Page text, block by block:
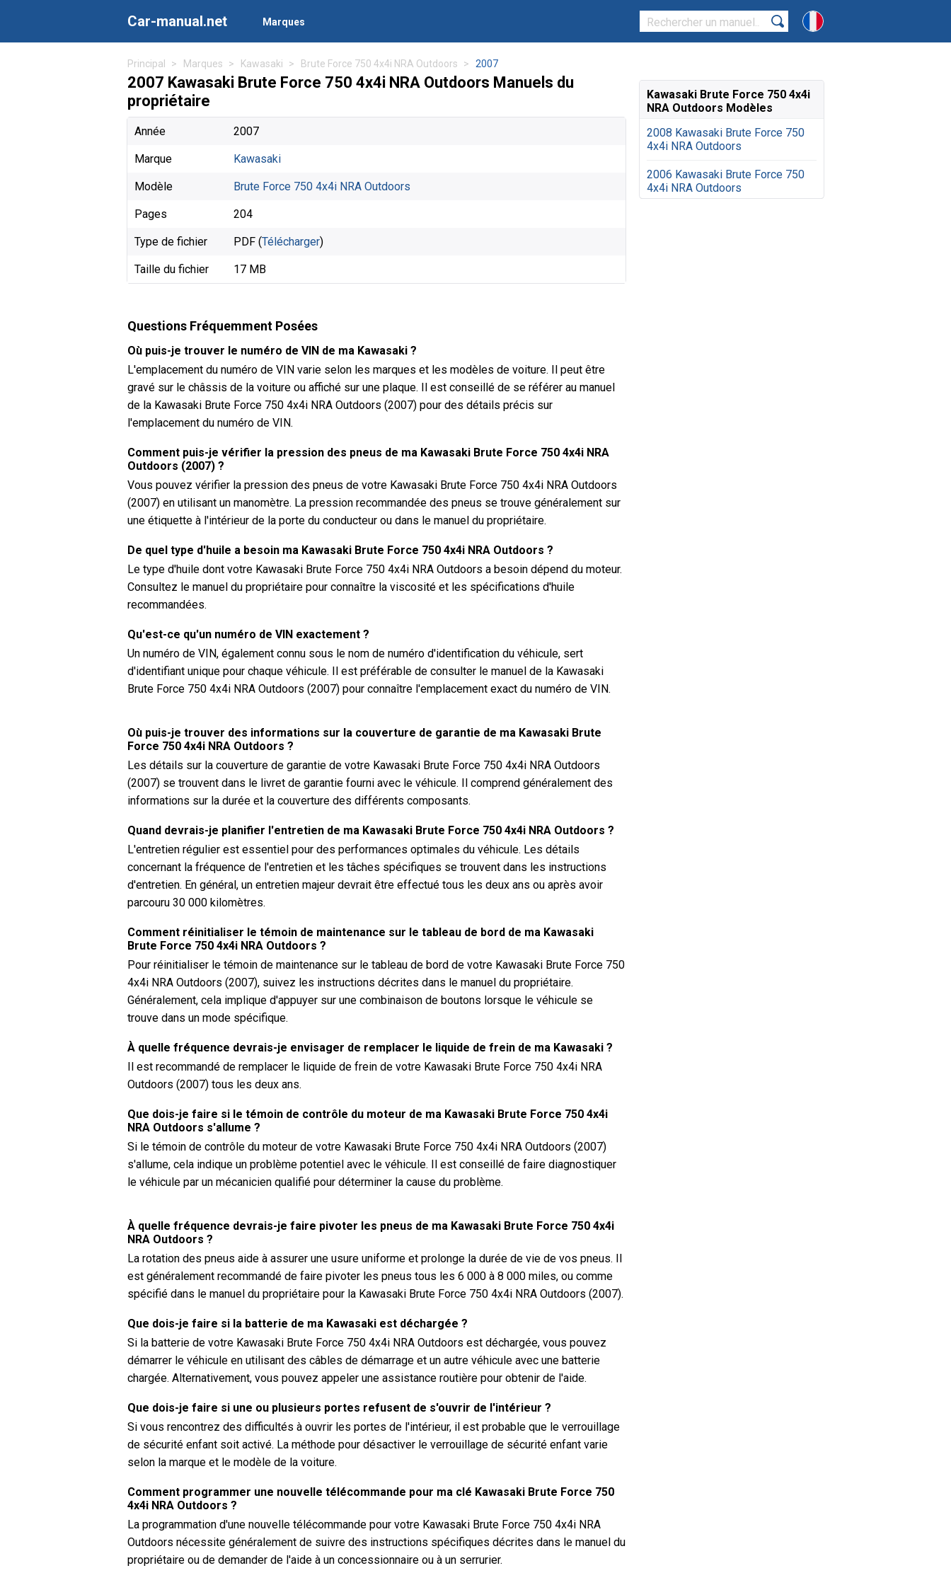
Car-manual.net Marques
Principal Marques Kawasaki Brute Force 750 4x4i NRA Outdoors 2007
2007 Kawasaki Brute Force 750 4x4i NRA Outdoors Manuels du
propriétaire
Année 2007
Marque Kawasaki
Modèle Brute Force 750 4x4i NRA Outdoors
Pages 204
Type de fichier PDF (Télécharger)
Taille du fichier 17 MB
Questions Fréquemment Posées
Où puis-je trouver le numéro de VIN de ma Kawasaki ?
L'emplacement du numéro de VIN varie selon les marques et les modèles de voiture. Il peut être
gravé sur le châssis de la voiture ou affiché sur une plaque. Il est conseillé de se référer au manuel
de la Kawasaki Brute Force 750 4x4i NRA Outdoors (2007) pour des détails précis sur
l'emplacement du numéro de VIN.
Comment puis-je vérifier la pression des pneus de ma Kawasaki Brute Force 750 4x4i NRA
Outdoors (2007) ?
Vous pouvez vérifier la pression des pneus de votre Kawasaki Brute Force 750 4x4i NRA Outdoors
(2007) en utilisant un manomètre. La pression recommandée des pneus se trouve généralement sur
une étiquette à l'intérieur de la porte du conducteur ou dans le manuel du propriétaire.
De quel type d'huile a besoin ma Kawasaki Brute Force 750 4x4i NRA Outdoors ?
Le type d'huile dont votre Kawasaki Brute Force 750 4x4i NRA Outdoors a besoin dépend du moteur.
Consultez le manuel du propriétaire pour connaître la viscosité et les spécifications d'huile
recommandées.
Qu'est-ce qu'un numéro de VIN exactement ?
Un numéro de VIN, également connu sous le nom de numéro d'identification du véhicule, sert
d'identifiant unique pour chaque véhicule. Il est préférable de consulter le manuel de la Kawasaki
Brute Force 750 4x4i NRA Outdoors (2007) pour connaître l'emplacement exact du numéro de VIN.
Où puis-je trouver des informations sur la couverture de garantie de ma Kawasaki Brute
Force 750 4x4i NRA Outdoors ?
Les détails sur la couverture de garantie de votre Kawasaki Brute Force 750 4x4i NRA Outdoors
(2007) se trouvent dans le livret de garantie fourni avec le véhicule. Il comprend généralement des
informations sur la durée et la couverture des différents composants.
Quand devrais-je planifier l'entretien de ma Kawasaki Brute Force 750 4x4i NRA Outdoors ?
L'entretien régulier est essentiel pour des performances optimales du véhicule. Les détails
concernant la fréquence de l'entretien et les tâches spécifiques se trouvent dans les instructions
d'entretien. En général, un entretien majeur devrait être effectué tous les deux ans ou après avoir
parcouru 30 000 kilomètres.
Comment réinitialiser le témoin de maintenance sur le tableau de bord de ma Kawasaki
Brute Force 750 4x4i NRA Outdoors ?
Pour réinitialiser le témoin de maintenance sur le tableau de bord de votre Kawasaki Brute Force 750
4x4i NRA Outdoors (2007), suivez les instructions décrites dans le manuel du propriétaire.
Généralement, cela implique d'appuyer sur une combinaison de boutons lorsque le véhicule se
trouve dans un mode spécifique.
À quelle fréquence devrais-je envisager de remplacer le liquide de frein de ma Kawasaki ?
Il est recommandé de remplacer le liquide de frein de votre Kawasaki Brute Force 750 4x4i NRA
Outdoors (2007) tous les deux ans.
Que dois-je faire si le témoin de contrôle du moteur de ma Kawasaki Brute Force 750 4x4i
NRA Outdoors s'allume ?
Si le témoin de contrôle du moteur de votre Kawasaki Brute Force 750 4x4i NRA Outdoors (2007)
s'allume, cela indique un problème potentiel avec le véhicule. Il est conseillé de faire diagnostiquer
le véhicule par un mécanicien qualifié pour déterminer la cause du problème.
À quelle fréquence devrais-je faire pivoter les pneus de ma Kawasaki Brute Force 750 4x4i
NRA Outdoors ?
La rotation des pneus aide à assurer une usure uniforme et prolonge la durée de vie de vos pneus. Il
est généralement recommandé de faire pivoter les pneus tous les 6 000 à 8 000 miles, ou comme
spécifié dans le manuel du propriétaire pour la Kawasaki Brute Force 750 4x4i NRA Outdoors (2007).
Que dois-je faire si la batterie de ma Kawasaki est déchargée ?
Si la batterie de votre Kawasaki Brute Force 750 4x4i NRA Outdoors est déchargée, vous pouvez
démarrer le véhicule en utilisant des câbles de démarrage et un autre véhicule avec une batterie
chargée. Alternativement, vous pouvez appeler une assistance routière pour obtenir de l'aide.
Que dois-je faire si une ou plusieurs portes refusent de s'ouvrir de l'intérieur ?
Si vous rencontrez des difficultés à ouvrir les portes de l'intérieur, il est probable que le verrouillage
de sécurité enfant soit activé. La méthode pour désactiver le verrouillage de sécurité enfant varie
selon la marque et le modèle de la voiture.
Comment programmer une nouvelle télécommande pour ma clé Kawasaki Brute Force 750
4x4i NRA Outdoors ?
La programmation d'une nouvelle télécommande pour votre Kawasaki Brute Force 750 4x4i NRA
Outdoors nécessite généralement de suivre des instructions spécifiques décrites dans le manuel du
propriétaire ou de demander de l'aide à un concessionnaire ou à un serrurier.
Kawasaki Brute Force 750 4x4i
NRA Outdoors Modèles
2008 Kawasaki Brute Force 750
4x4i NRA Outdoors
2006 Kawasaki Brute Force 750
4x4i NRA Outdoors